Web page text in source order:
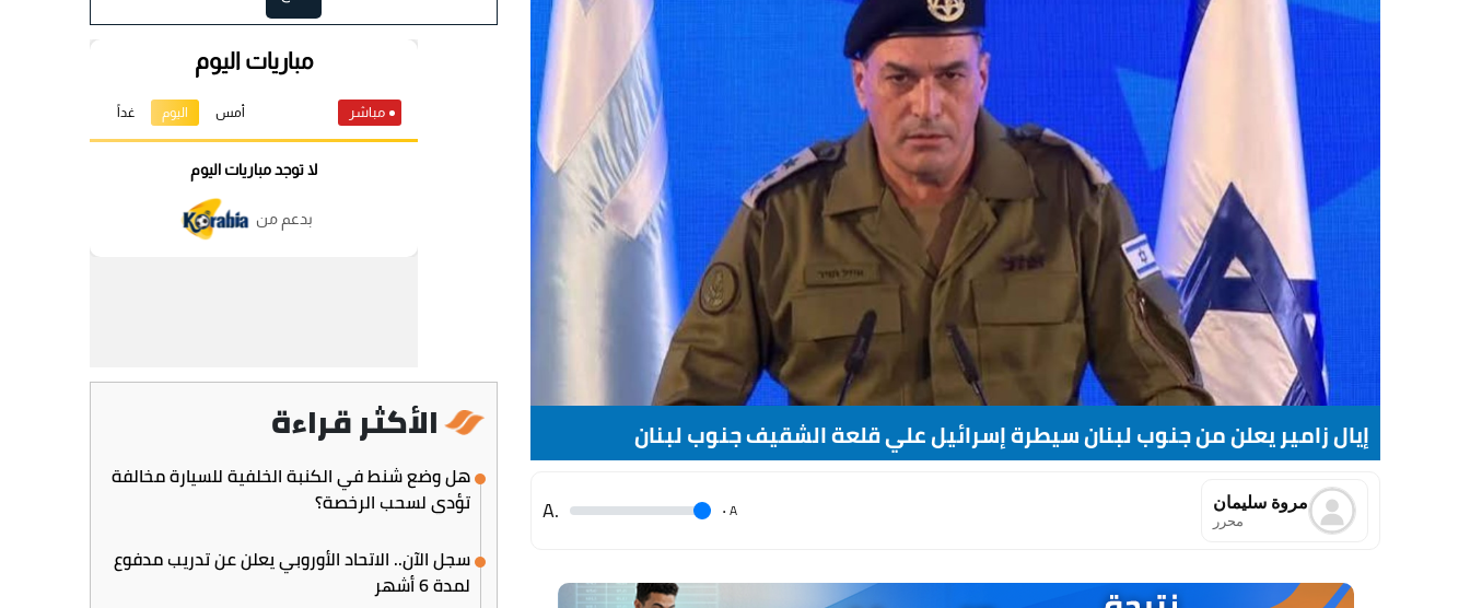
إيال زامير يعلن من جنوب لبنان سيطرة إسرائيل علي قلعة الشقيف جنوب لبنان
مروة سليمان
محرر A
.
.A
الأكثر قراءة
هل وضع شنط في الكنبة الخلفية للسيارة مخالفة
تؤدي لسحب الرخصة؟
سجل الآن.. الاتحاد الأوروبي يعلن عن تدريب مدفوع
لمدة 6 أشهر